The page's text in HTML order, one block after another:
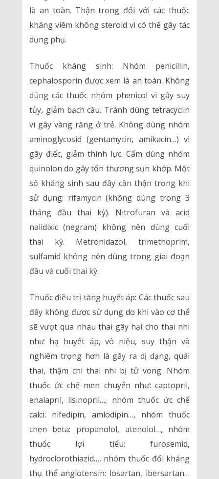
là an toàn. Thận trọng đối với các thuốc
kháng viêm không steroid vì có thể gây tác
dụng phụ.
Thuốc kháng sinh: Nhóm penicillin,
cephalosporin được xem là an toàn. Không
dùng các thuốc nhóm phenicol vì gây suy
tủy, giảm bạch cầu. Tránh dùng tetracyclin
vì gây vàng răng ở trẻ. Không dùng nhóm
aminoglycosid (gentamycin, amikacin…) vì
gây điếc, giảm thính lực. Cấm dùng nhóm
quinolon do gây tổn thương sụn khớp. Một
số kháng sinh sau đây cần thận trọng khi
sử dụng: rifamycin (không dùng trong 3
tháng đầu thai kỳ). Nitrofuran và acid
nalidixic (negram) không nên dùng cuối
thai kỳ. Metronidazol, trimethoprim,
sulfamid không nên dùng trong giai đoạn
đầu và cuối thai kỳ.
Thuốc điều trị tăng huyết áp: Các thuốc sau
đây không được sử dụng do khi vào cơ thể
sẽ vượt qua nhau thai gây hại cho thai nhi
như hạ huyết áp, vô niệu, suy thận và
nghiêm trọng hơn là gây ra dị dạng, quái
thai, thậm chí thai nhi bị tử vong: Nhóm
thuốc ức chế men chuyển như: captopril,
enalapril, lisinopril…, nhóm thuốc ức chế
calci: nifedipin, amlodipin…, nhóm thuốc
chẹn beta: propanolol, atenolol…, nhóm
thuốc lợi tiểu: furosemid,
hydroclorothiazid…, nhóm thuốc đối kháng
thụ thể angiotensin: losartan, ibersartan…